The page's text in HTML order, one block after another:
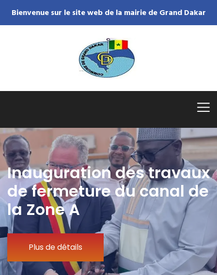
Bienvenue sur le site web de la mairie de Grand Dakar
Inauguration des travaux
de fermeture du canal de
la Zone A
Plus de détails